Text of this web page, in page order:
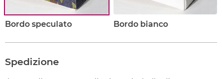
Bordo speculato Bordo bianco
Spedizione